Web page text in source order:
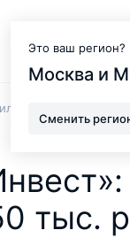
Это ваш регион?
Москва и
Сменить
Инвест»: купи
тыс.